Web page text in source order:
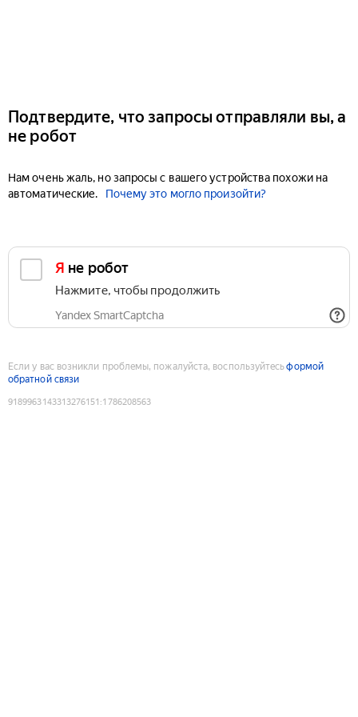
Подтвердите, что запросы отправляли вы, а
не робот
Нам очень жаль, но запросы с вашего устройства похожи на
автоматические.
Почему это могло произойти?
Я не робот
Нажмите, чтобы продолжить
Yandex SmartCaptcha
Если у вас возникли проблемы, пожалуйста, воспользуйтесьформой
обратной связи
9189963143313276151 :1786208563